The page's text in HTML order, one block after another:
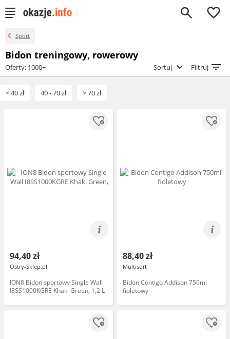
0
Sport
Bidon treningowy, rowerowy
Oferty: 1000+ Sortuj Filtruj
< 40 zł 40 - 70 zł > 70 zł
94,40 zł
Ostry-Sklep.pl
ION8 Bidon sportowy Single Wall
I8SS1000KGRE Khaki Green, 1,2 L
88,40 zł
Multisort
Bidon Contigo Addison 750ml
fioletowy